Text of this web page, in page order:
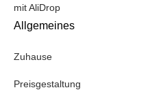
mit AliDrop
Allgemeines
Zuhause
Preisgestaltung